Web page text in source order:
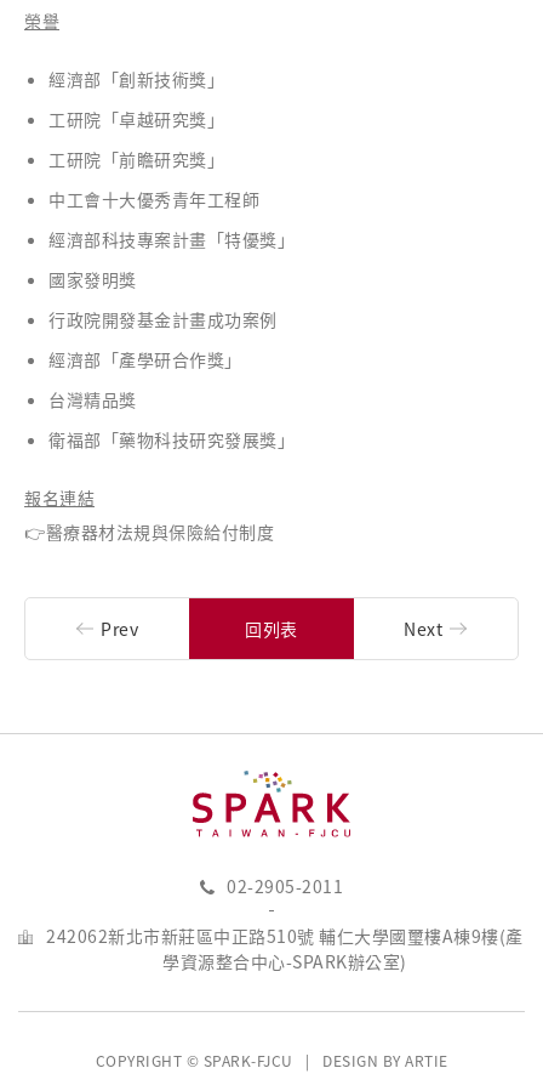
榮譽
經濟部「創新技術獎」
工研院「卓越研究獎」
工研院「前瞻研究獎」
中工會十大優秀青年工程師
經濟部科技專案計畫「特優獎」
國家發明獎
行政院開發基金計畫成功案例
經濟部「產學研合作獎」
台灣精品獎
衛福部「藥物科技研究發展獎」
報名連結
👉醫療器材法規與保險給付制度
Prev 回列表 Next
02-2905-2011
242062新北市新莊區中正路510號 輔仁大學國璽樓A棟9樓(產
學資源整合中心-SPARK辦公室)
COPYRIGHT © SPARK-FJCU | DESIGN BY ARTIE